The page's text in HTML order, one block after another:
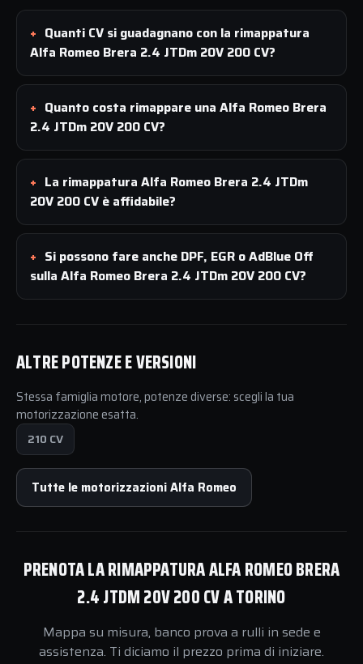
Quanti CV si guadagnano con la rimappatura
Alfa Romeo Brera 2.4 JTDm 20V 200 CV?
Quanto costa rimappare una Alfa Romeo Brera
2.4 JTDm 20V 200 CV?
La rimappatura Alfa Romeo Brera 2.4 JTDm
20V 200 CV è affidabile?
Si possono fare anche DPF, EGR o AdBlue Off
sulla Alfa Romeo Brera 2.4 JTDm 20V 200 CV?
ALTRE POTENZE E VERSIONI
Stessa famiglia motore, potenze diverse: scegli la tua
motorizzazione esatta.
210 CV
Tutte le motorizzazioni Alfa Romeo
PRENOTA LA RIMAPPATURA ALFA ROMEO BRERA
2.4 JTDM 20V 200 CV A TORINO
Mappa su misura, banco prova a rulli in sede e
assistenza. Ti diciamo il prezzo prima di iniziare.